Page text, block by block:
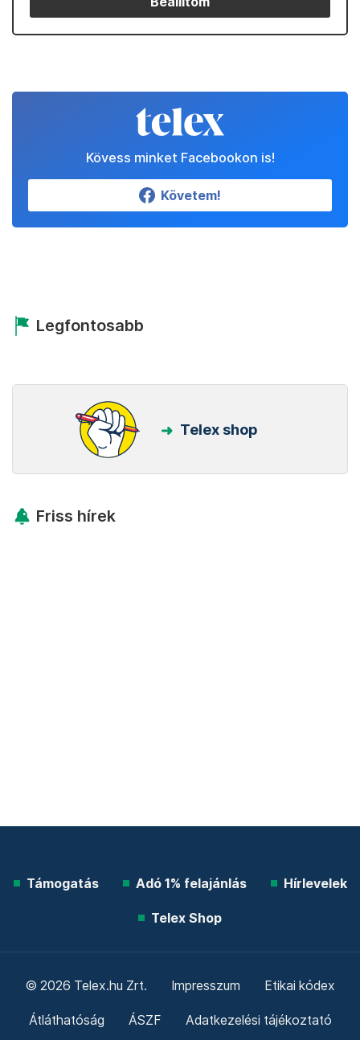
Kövess minket Facebookon is!
Követem!
Legfontosabb
Telex shop
Friss hírek
Támogatás Adó 1% felajánlás Hírlevelek
Telex Shop
© 2026 Telex.hu Zrt. Impresszum Etikai kódex
Átláthatóság ÁSZF Adatkezelési tájékoztató